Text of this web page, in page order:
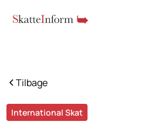
Tilbage
International Skat